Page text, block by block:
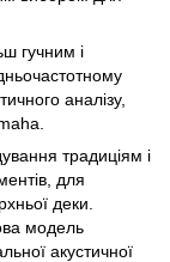
гучним і
аналізу,
традиціям і
для
деки.
модель
акустичної